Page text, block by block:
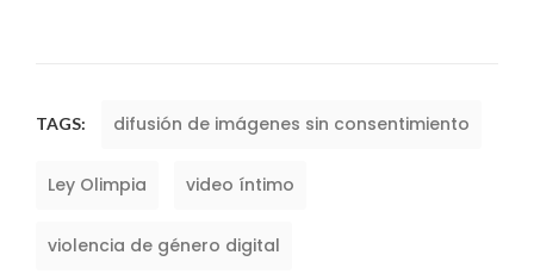
TAGS: difusión de imágenes sin consentimiento
Ley Olimpia video íntimo
violencia de género digital